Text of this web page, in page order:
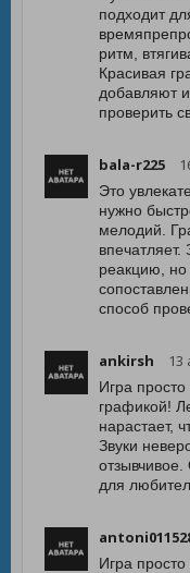
подходит
ритм,
Красивая
добавляют
проверить
bala-r225
Это
нужно
мелодий.
реакцию, но
способ
ankirsh 13
Игра
графикой!
нарастает,
Звуки
для
Игра